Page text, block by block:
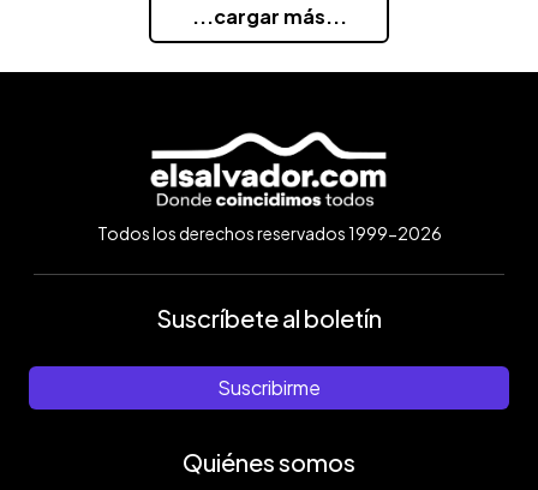
...cargar más...
Todos los derechos reservados 1999-2026
Suscríbete al boletín
Suscribirme
Quiénes somos